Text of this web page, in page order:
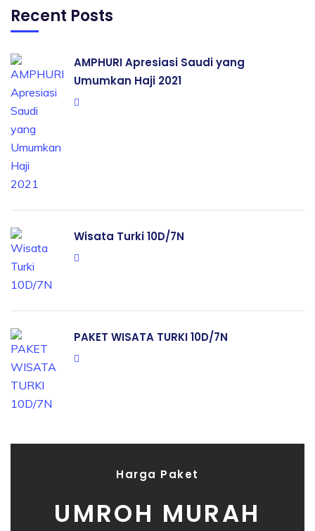
Recent Posts
AMPHURI Apresiasi Saudi yang
Umumkan Haji 2021
Wisata Turki 10D/7N
PAKET WISATA TURKI 10D/7N
Harga Paket
UMROH MURAH